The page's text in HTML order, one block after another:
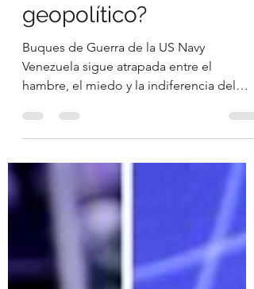
geopolítico?
Buques de Guerra de la US Navy
Venezuela sigue atrapada entre el
hambre, el miedo y la indiferencia del
al control como un caudillo moderno —
blindado por la represión, el clientelismo
y el silencio forzado— el pueblo
sobrevive entre apagones, hospitales sin
insumos y salarios que no alcanzan ni para
un kilo de harina. Millones han cruzado
las fronteras a pie, convertidos en
refugiados por un régimen que prefiere
perder población antes